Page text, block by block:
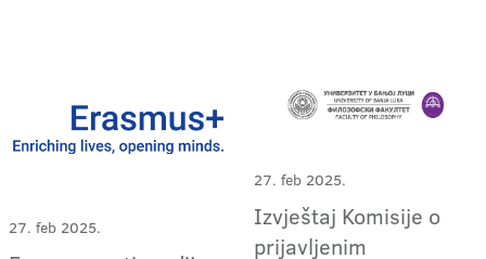
27. feb 2025.
27. feb 2025.
Izvještaj Komisije o
prijavljenim